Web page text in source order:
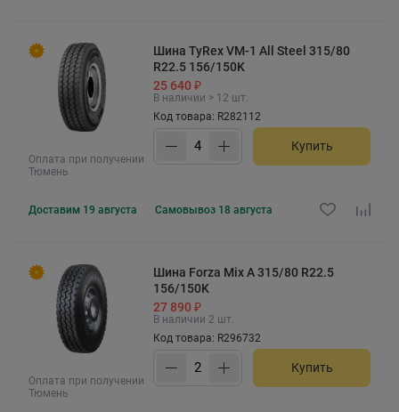
Оплата при получении
Тюмень
Шина TyRex VM-1 All Steel 315/80
R22.5 156/150K
25 640 ₽
В наличии > 12 шт.
Код товара: R282112
Купить
Доставим 19 августа Самовывоз 18 августа
Оплата при получении
Тюмень
Шина Forza Mix A 315/80 R22.5
156/150K
27 890 ₽
В наличии 2 шт.
Код товара: R296732
Купить